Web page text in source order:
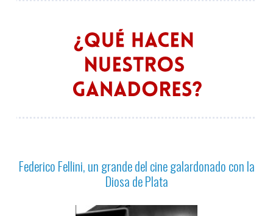
Federico Fellini, un grande del cine galardonado con la
Diosa de Plata